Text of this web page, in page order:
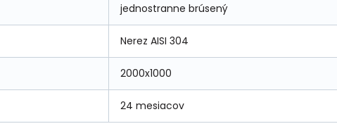
jednostranne brúsený
Nerez AISI 304
2000x1000
24 mesiacov